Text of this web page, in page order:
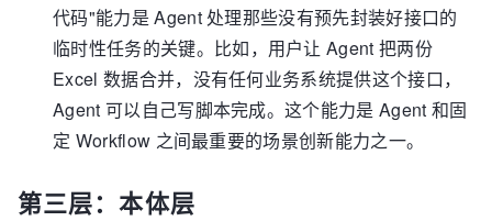
代码"能力是 Agent 处理那些没有预先封装好接口的
临时性任务的关键。比如，用户让 Agent 把两份
Excel 数据合并，没有任何业务系统提供这个接口，
Agent 可以自己写脚本完成。这个能力是 Agent 和固
定 Workflow 之间最重要的场景创新能力之一。
第三层：本体层